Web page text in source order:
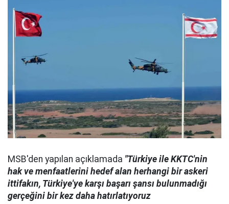
MSB'den yapılan açıklamada "Türkiye ile KKTC'nin
hak ve menfaatlerini hedef alan herhangi bir askeri
ittifakın, Türkiye'ye karşı başarı şansı bulunmadığı
gerçeğini bir kez daha hatırlatıyoruz